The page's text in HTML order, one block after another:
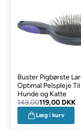
Buster Pigbørste
Optimal Pelspleje Til
Hunde og Katte
149,00119,00 DKK
Læg i kurv